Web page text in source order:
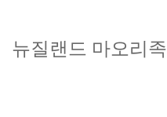
뉴질랜드 마오리족